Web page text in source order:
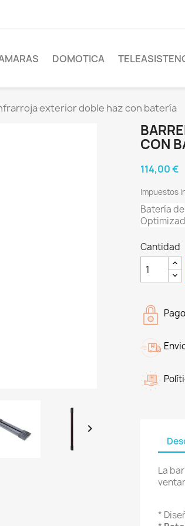
DOMOTICA
exterior doble haz con batería

CON
114,00 €
Impuestos
Batería
Cantidad
La
*